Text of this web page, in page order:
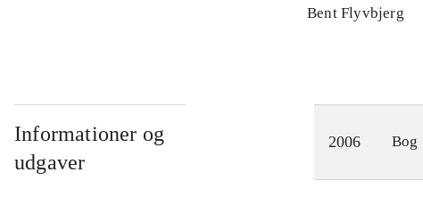
videnskab
Bent Flyvbjerg
Informationer og
udgaver
2006 Bog